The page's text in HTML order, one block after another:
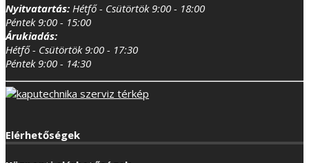
Nyitvatartás: Hétfő - Csütörtök 9:00 - 18:00
Péntek 9:00 - 15:00
Árukiadás:
Hétfő - Csütörtök 9:00 - 17:30
Péntek 9:00 - 14:30
Elérhetőségek